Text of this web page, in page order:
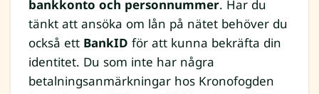
bankkonto och personnummer. Har du
tänkt att ansöka om lån på nätet behöver du
också ett BankID för att kunna bekräfta din
identitet. Du som inte har några
betalningsanmärkningar hos Kronofogden